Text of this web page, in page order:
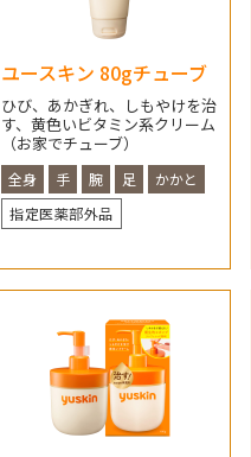
ユースキン 80gチューブ
ひび、あかぎれ、しもやけを治
す、黄色いビタミン系クリーム
（お家でチューブ）
全身 手 腕 足
かかと
指定医薬部外品